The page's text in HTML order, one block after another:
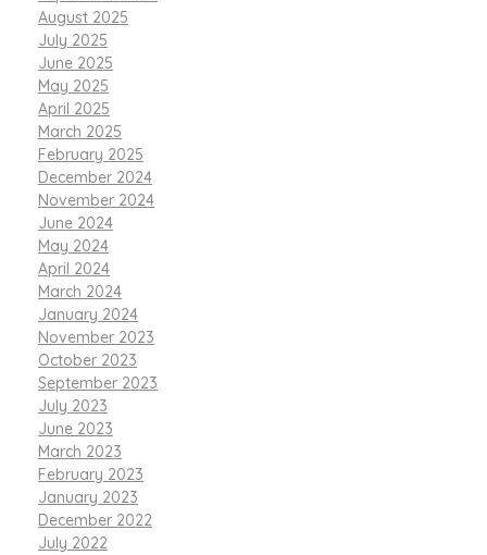
August 2025
July 2025
June 2025
May 2025
April 2025
March 2025
February 2025
December 2024
November 2024
June 2024
May 2024
April 2024
March 2024
January 2024
November 2023
October 2023
September 2023
July 2023
June 2023
March 2023
February 2023
January 2023
December 2022
July 2022